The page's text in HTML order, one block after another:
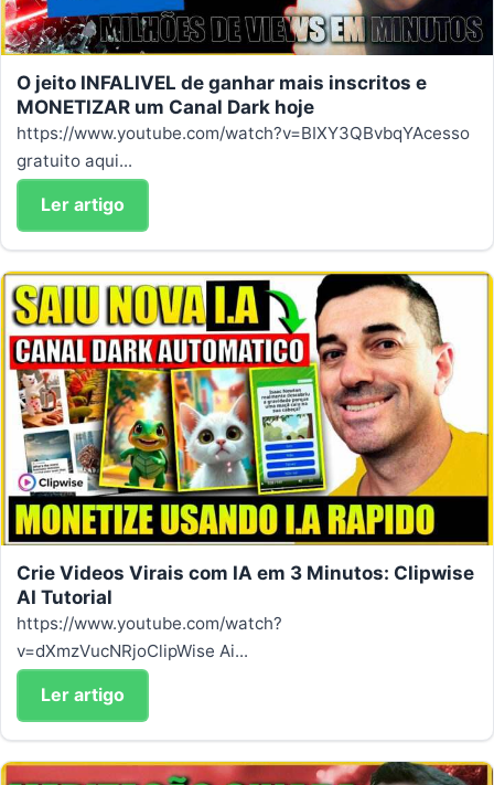
O jeito INFALIVEL de ganhar mais inscritos e
MONETIZAR um Canal Dark hoje
https://www.youtube.com/watch?v=BIXY3QBvbqYAcesso
gratuito aqui...
Ler artigo
Crie Videos Virais com IA em 3 Minutos: Clipwise
AI Tutorial
https://www.youtube.com/watch?
v=dXmzVucNRjoClipWise Ai...
Ler artigo